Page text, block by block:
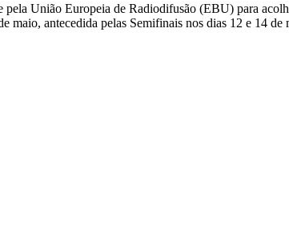
União Europeia de Radiodifusão (EBU) para
antecedida pelas Semifinais nos dias 12 e 14